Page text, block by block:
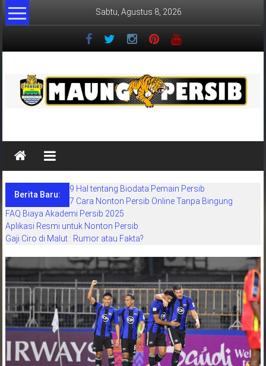
Lompat
ke
Sabtu, Agustus 8, 2026
Maung
Persib
situs
berita
khusus
sepakbola
bandung
jawa
barat
indonesia
Berita Baru:
9 Hal tentang Biodata Pemain Persib
7 Cara Nonton Persib Online Tanpa Bingung
FAQ Biaya Akademi Persib 2025
Aplikasi Resmi untuk Nonton Persib
Gaji Ciro di Malut : Rumor atau Fakta?